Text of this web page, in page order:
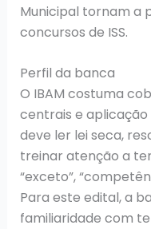
Municipal tornam a
concursos de ISS.
Perfil da banca
O IBAM costuma
centrais e
deve ler lei seca,
treinar atenção a
“exceto”,
Para este edital, a
familiaridade com